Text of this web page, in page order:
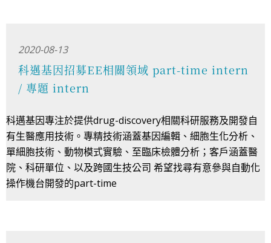
2020-08-13
科邁基因招募EE相關領域 part-time intern
/ 專題 intern
科邁基因專注於提供drug-discovery相關科研服務及開發自
有生醫應用技術。專精技術涵蓋基因編輯、細胞生化分析、
單細胞技術、動物模式實驗、至臨床檢體分析；客戶涵蓋醫
院、科研單位、以及跨國生技公司 希望找尋有意參與自動化
操作機台開發的part-time